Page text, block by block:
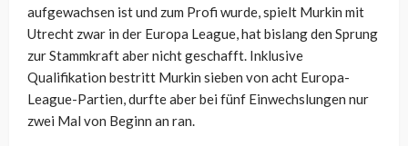
aufgewachsen ist und zum Profi wurde, spielt Murkin mit
Utrecht zwar in der Europa League, hat bislang den Sprung
zur Stammkraft aber nicht geschafft. Inklusive
Qualifikation bestritt Murkin sieben von acht Europa-
League-Partien, durfte aber bei fünf Einwechslungen nur
zwei Mal von Beginn an ran.